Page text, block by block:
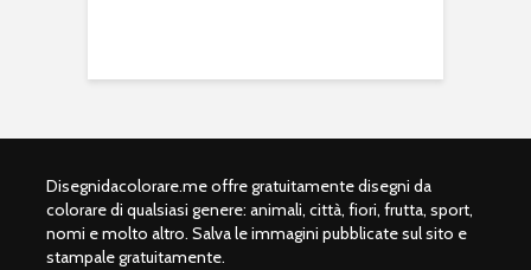
Disegnidacolorare.me offre gratuitamente disegni da
colorare di qualsiasi genere: animali, città, fiori, frutta, sport,
nomi e molto altro. Salva le immagini pubblicate sul sito e
stampale gratuitamente.